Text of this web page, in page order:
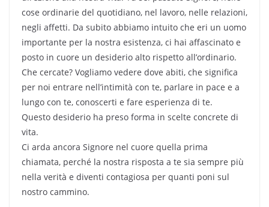
cose ordinarie del quotidiano, nel lavoro, nelle relazioni,
negli affetti. Da subito abbiamo intuito che eri un uomo
importante per la nostra esistenza, ci hai affascinato e
posto in cuore un desiderio alto rispetto all’ordinario.
Che cercate? Vogliamo vedere dove abiti, che significa
per noi entrare nell’intimità con te, parlare in pace e a
lungo con te, conoscerti e fare esperienza di te.
Questo desiderio ha preso forma in scelte concrete di
vita.
Ci arda ancora Signore nel cuore quella prima
chiamata, perché la nostra risposta a te sia sempre più
nella verità e diventi contagiosa per quanti poni sul
nostro cammino.